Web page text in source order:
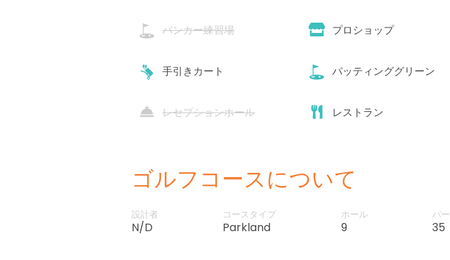
バンカー練習場 プロショップ
手引きカート パッティンググリーン
レセプションホール レストラン
ゴルフコースについて
設計者
N/D
コースタイプ
Parkland
ホール
9
パー
35